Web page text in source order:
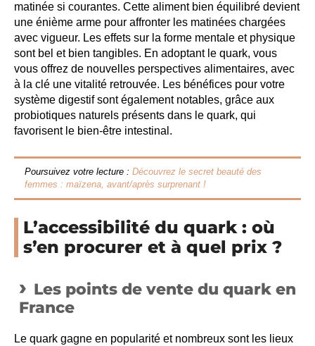
matinée si courantes. Cette aliment bien équilibré devient
une énième arme pour affronter les matinées chargées
avec vigueur. Les effets sur la forme mentale et physique
sont bel et bien tangibles. En adoptant le quark, vous
vous offrez de nouvelles perspectives alimentaires, avec
à la clé une vitalité retrouvée. Les bénéfices pour votre
système digestif sont également notables, grâce aux
probiotiques naturels présents dans le quark, qui
favorisent le bien-être intestinal.
Poursuivez votre lecture : Découvrez le secret beauté des
femmes : maïzena, avant/après surprenant !
L’accessibilité du quark : où
s’en procurer et à quel prix ?
Les points de vente du quark en
France
Le quark gagne en popularité et nombreux sont les lieux